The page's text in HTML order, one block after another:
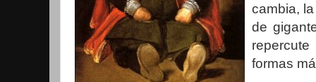
cambia,
de
formas